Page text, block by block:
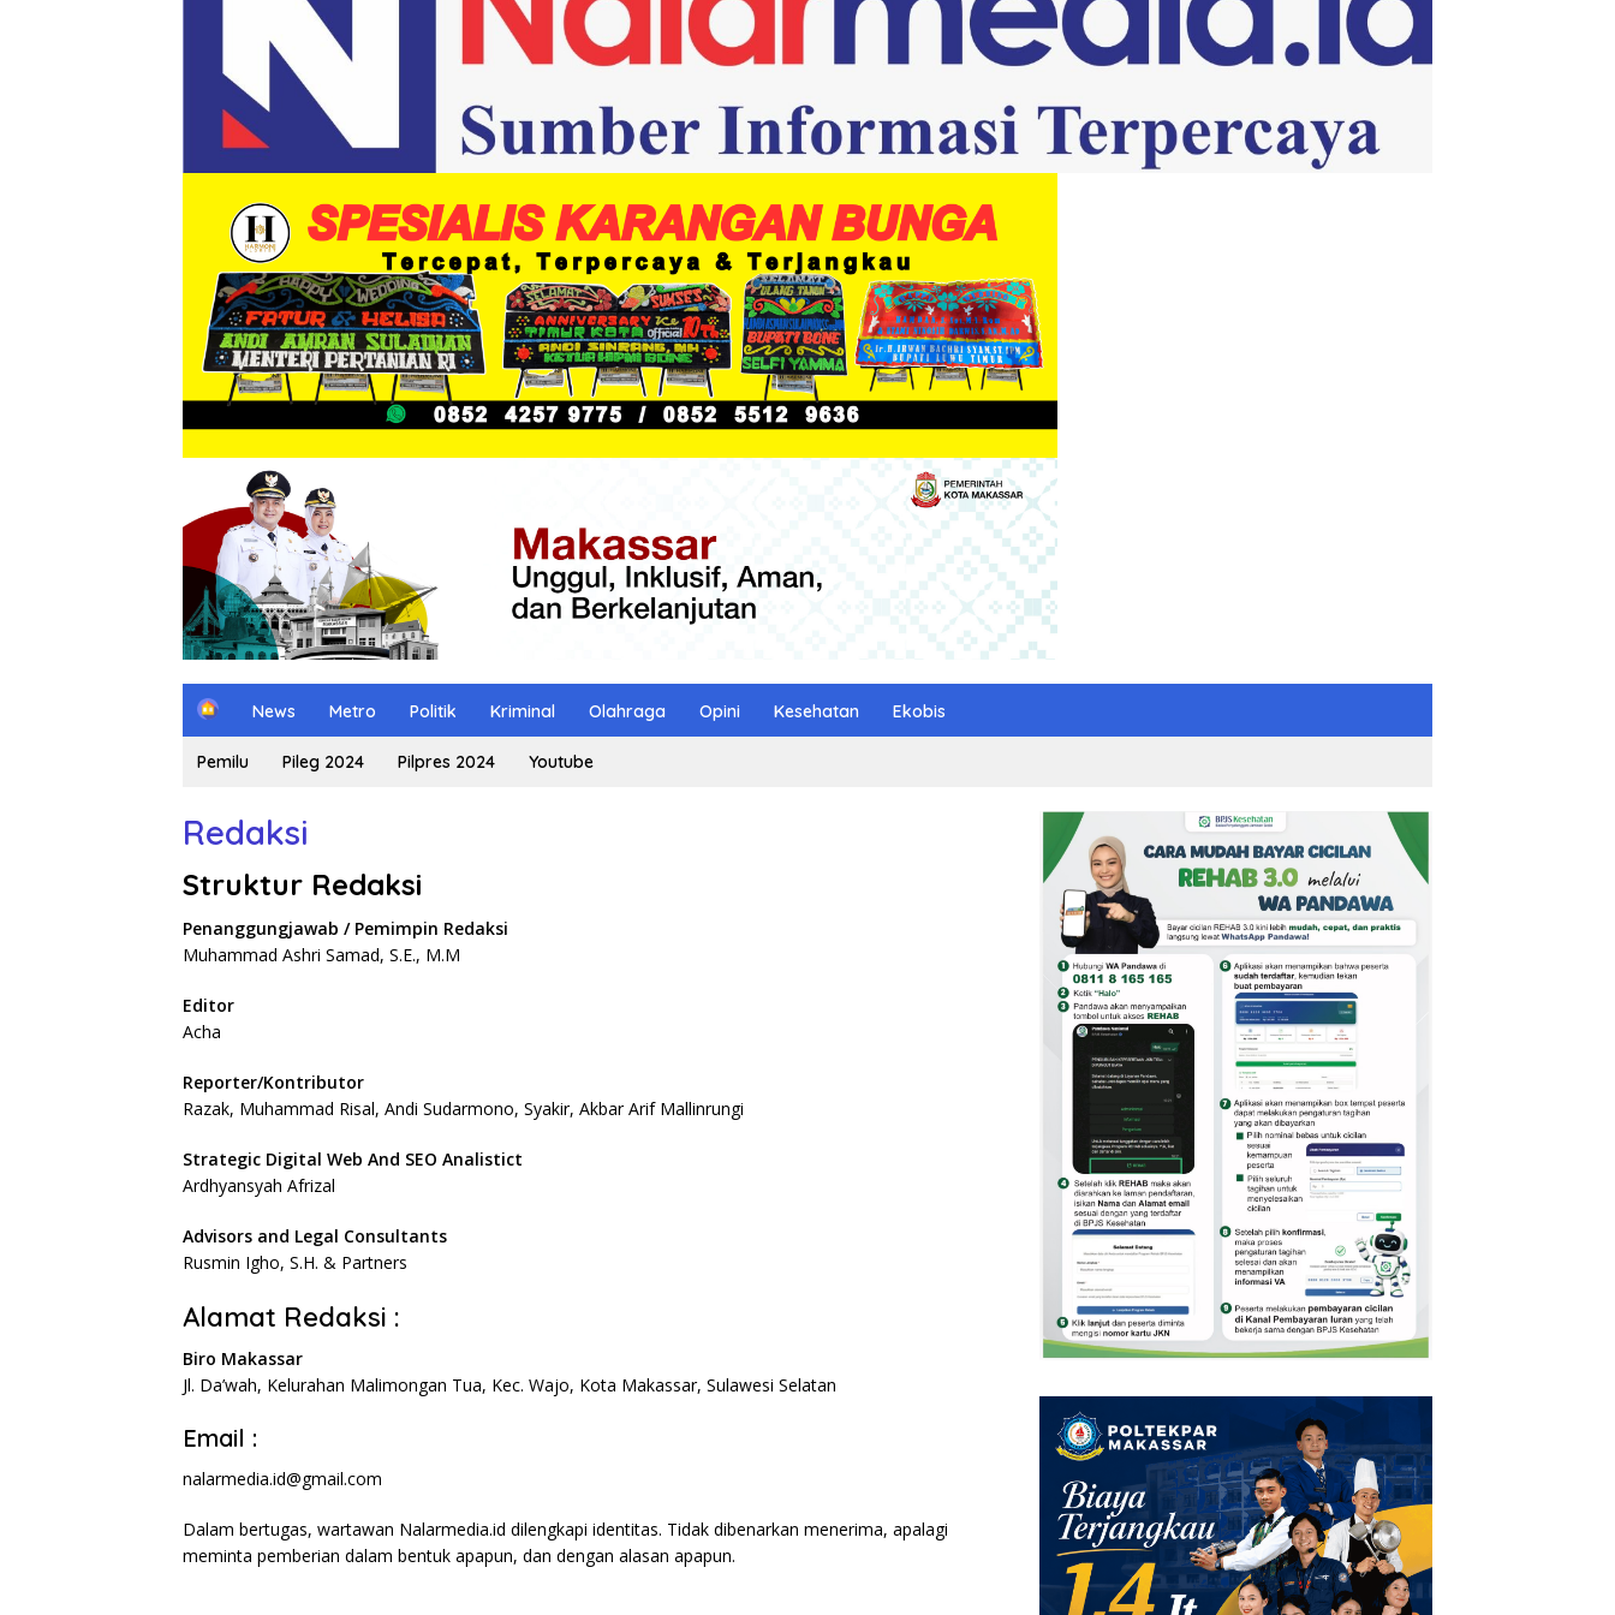
H
m
e
News Metro Politik Kriminal Olahraga Opini Kesehatan Ekobis
Pemilu Pileg 2024 Pilpres 2024 Youtube
Redaksi
Struktur Redaksi
Penanggungjawab / Pemimpin Redaksi
Muhammad Ashri Samad, S.E., M.M
Editor
Acha
Reporter/Kontributor
Razak, Muhammad Risal, Andi Sudarmono, Syakir, Akbar Arif Mallinrungi
Strategic Digital Web And SEO Analistict
Ardhyansyah Afrizal
Advisors and Legal Consultants
Rusmin Igho, S.H. & Partners
Alamat Redaksi :
Biro Makassar
Jl. Da’wah, Kelurahan Malimongan Tua, Kec. Wajo, Kota Makassar, Sulawesi Selatan
Email :
nalarmedia.id@gmail.com
Dalam bertugas, wartawan Nalarmedia.id dilengkapi identitas. Tidak dibenarkan menerima, apalagi
meminta pemberian dalam bentuk apapun, dan dengan alasan apapun.